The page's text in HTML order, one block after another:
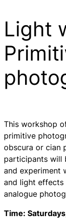
Light
This workshop
primitive
obscura or cian
participants will
and experiment
and light
analogue
Time: